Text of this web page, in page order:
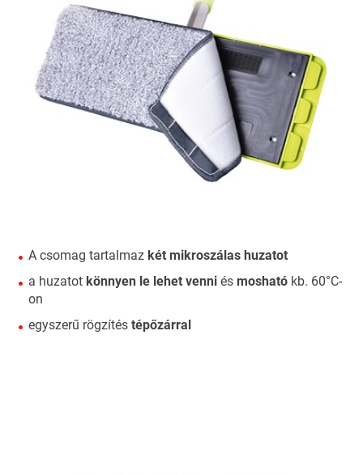
A csomag tartalmaz két mikroszálas huzatot
a huzatot könnyen le lehet venni és mosható kb. 60°C-
on
egyszerű rögzítés tépőzárral